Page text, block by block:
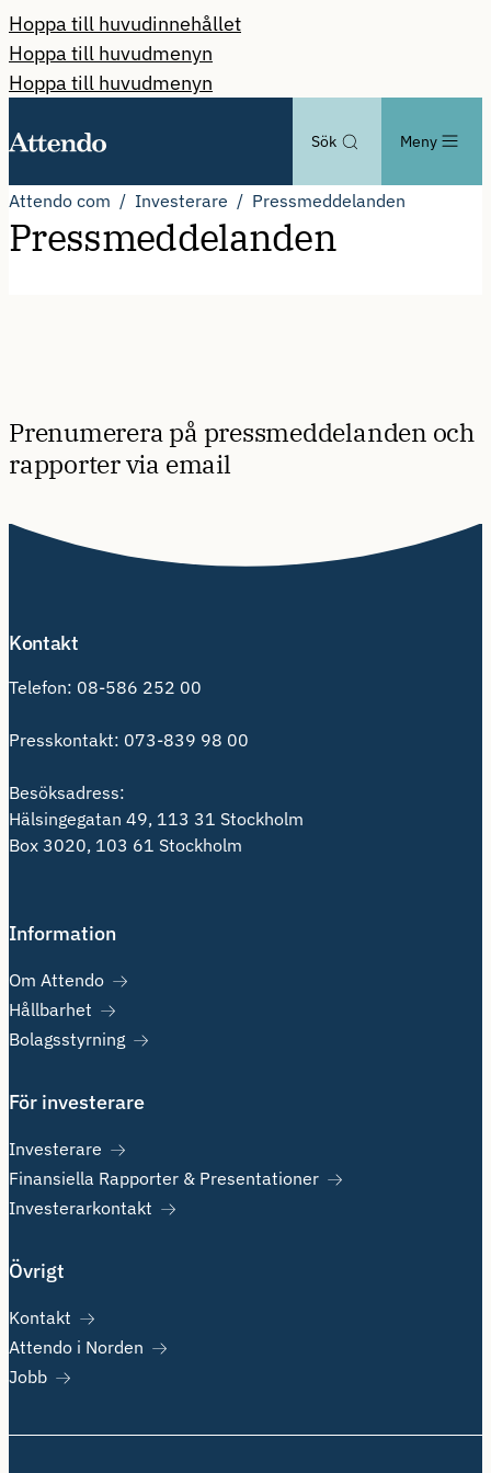
Hoppa till huvudinnehållet
Hoppa till huvudmenyn
Hoppa till huvudmenyn
Sök Meny
Attendo com Investerare Pressmeddelanden
Pressmeddelanden
Prenumerera på pressmeddelanden och
rapporter via email
Kontakt
Telefon: 08-586 252 00
Presskontakt: 073-839 98 00
Besöksadress:
Hälsingegatan 49, 113 31 Stockholm
Box 3020, 103 61 Stockholm
Information
Om Attendo
Hållbarhet
Bolagsstyrning
För investerare
Investerare
Finansiella Rapporter & Presentationer
Investerarkontakt
Övrigt
Kontakt
Attendo i Norden
Jobb